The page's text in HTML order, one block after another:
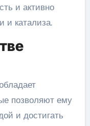
и активно
и катализа.
позволяют ему
и достигать